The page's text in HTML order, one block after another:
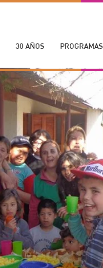
30 AÑOS PROGRAMAS